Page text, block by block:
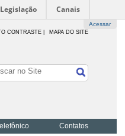
Legislação Canais
Acessar
CONTRASTE | MAPA DO SITE
Contatos